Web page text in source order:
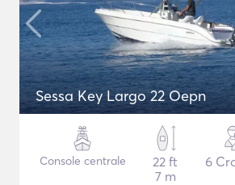
Sessa Key Largo 22 Oepn
Console centrale
22 ft
7 m
6